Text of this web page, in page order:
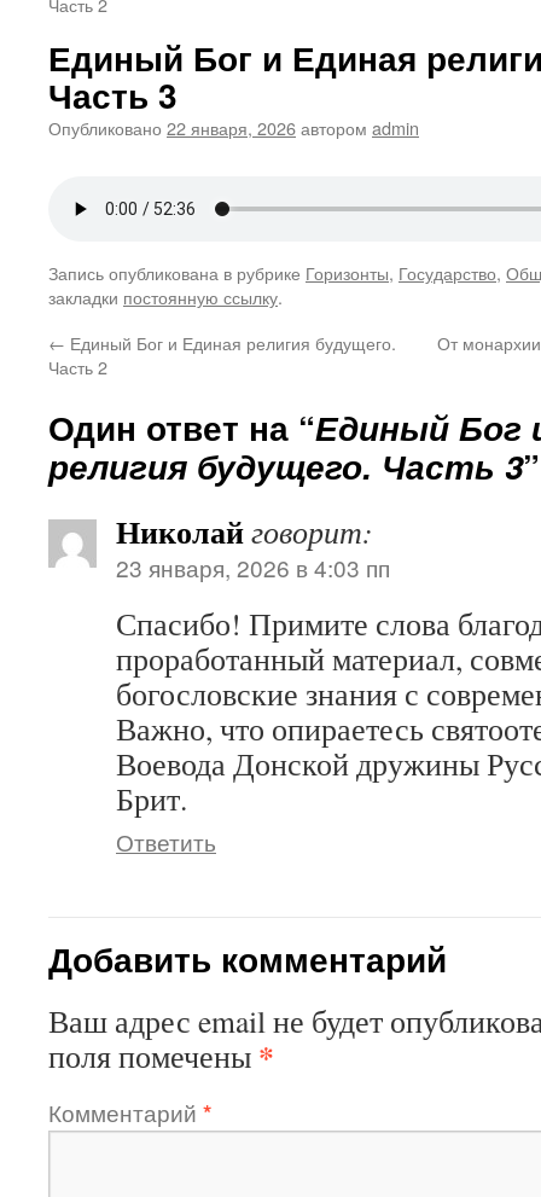
Единый Бог и Единая
Часть 3
Опубликовано 22 января, 2026автором admin
Запись опубликована в рубрике Горизонты, Государство,
закладки постоянную ссылку.
← Единый Бог и Единая религия будущего.
Часть 2
От
Один ответ на “Единый Бог
религия будущего. Часть 3”
Николайговорит:
23 января, 2026 в 4:03 пп
Спасибо! Примите слова
проработанный материал,
богословские знания с
Важно, что опираетесь
Воевода Донской дружины
Брит.
Ответить
Добавить комментарий
Ваш адрес email не будет
поля помечены *
Комментарий *